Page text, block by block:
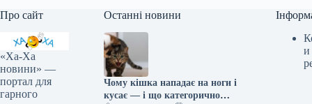
Про сайт
«Ха-Ха
новини» —
портал для
гарного
Останні новини
Чому кішка нападає на ноги і
кусає — і що категорично
и